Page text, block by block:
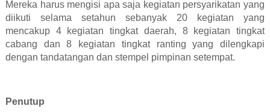
Mereka harus mengisi apa saja kegiatan persyarikatan yang
diikuti selama setahun sebanyak 20 kegiatan yang
mencakup 4 kegiatan tingkat daerah, 8 kegiatan tingkat
cabang dan 8 kegiatan tingkat ranting yang dilengkapi
dengan tandatangan dan stempel pimpinan setempat.
Penutup